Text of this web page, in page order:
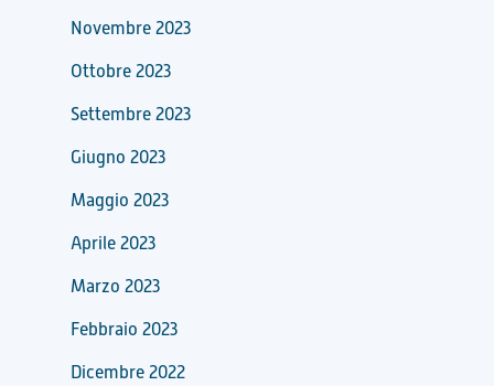
Novembre 2023
Ottobre 2023
Settembre 2023
Giugno 2023
Maggio 2023
Aprile 2023
Marzo 2023
Febbraio 2023
Dicembre 2022